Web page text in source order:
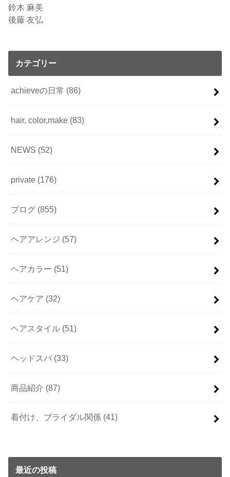
鈴木 麻美
後藤 友弘
カテゴリー
achieveの日常 (86)
hair, color,make (83)
NEWS (52)
private (176)
ブログ (855)
ヘアアレンジ (57)
ヘアカラー (51)
ヘアケア (32)
ヘアスタイル (51)
ヘッドスパ (33)
商品紹介 (87)
着付け、ブライダル関係 (41)
最近の投稿